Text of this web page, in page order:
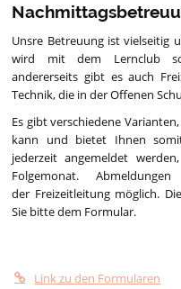
Unsre Betreuung ist vielseitig
wird mit dem Lernclub
andererseits gibt es auch
Technik, die in der Offenen
Es gibt verschiedene
kann und bietet Ihnen
jederzeit angemeldet
Folgemonat.
der Freizeitleitung möglich.
Sie bitte dem Formular.
Link zu den Formularen